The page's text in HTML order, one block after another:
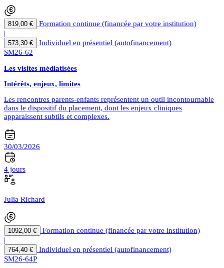
819,00 €
Formation continue (financée par votre institution)
|
573,30 €
Individuel en présentiel (autofinancement)
SM26-62
Les visites médiatisées
Intérêts, enjeux, limites
Les rencontres parents-enfants représentent un outil incontournable
dans le dispositif du placement, dont les enjeux cliniques
apparaissent subtils et complexes.
30/03/2026
4 jours
Julia Richard
1092,00 €
Formation continue (financée par votre institution)
|
764,40 €
Individuel en présentiel (autofinancement)
SM26-64P